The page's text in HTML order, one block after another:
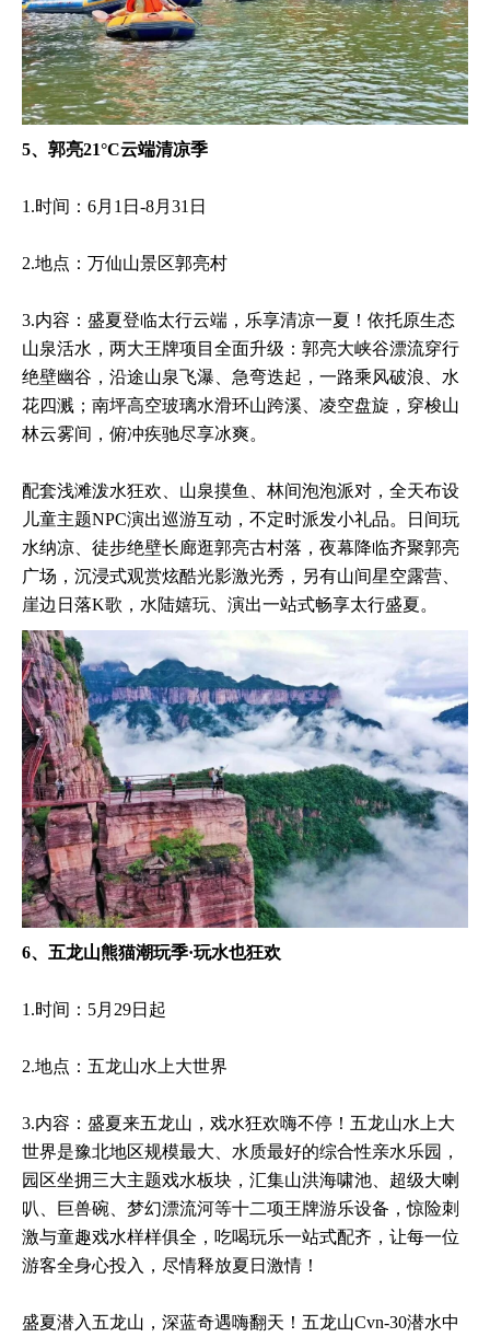
5、郭亮21°C云端清凉季
1.时间：6月1日-8月31日
2.地点：万仙山景区郭亮村
3.内容：盛夏登临太行云端，乐享清凉一夏！依托原生态
山泉活水，两大王牌项目全面升级：郭亮大峡谷漂流穿行
绝壁幽谷，沿途山泉飞瀑、急弯迭起，一路乘风破浪、水
花四溅；南坪高空玻璃水滑环山跨溪、凌空盘旋，穿梭山
林云雾间，俯冲疾驰尽享冰爽。
配套浅滩泼水狂欢、山泉摸鱼、林间泡泡派对，全天布设
儿童主题NPC演出巡游互动，不定时派发小礼品。日间玩
水纳凉、徒步绝壁长廊逛郭亮古村落，夜幕降临齐聚郭亮
广场，沉浸式观赏炫酷光影激光秀，另有山间星空露营、
崖边日落K歌，水陆嬉玩、演出一站式畅享太行盛夏。
6、五龙山熊猫潮玩季·玩水也狂欢
1.时间：5月29日起
2.地点：五龙山水上大世界
3.内容：盛夏来五龙山，戏水狂欢嗨不停！五龙山水上大
世界是豫北地区规模最大、水质最好的综合性亲水乐园，
园区坐拥三大主题戏水板块，汇集山洪海啸池、超级大喇
叭、巨兽碗、梦幻漂流河等十二项王牌游乐设备，惊险刺
激与童趣戏水样样俱全，吃喝玩乐一站式配齐，让每一位
游客全身心投入，尽情释放夏日激情！
盛夏潜入五龙山，深蓝奇遇嗨翻天！五龙山Cvn-30潜水中